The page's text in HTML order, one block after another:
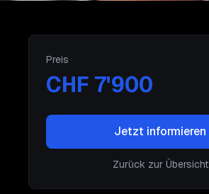
Preis
CHF 7'900
Jetzt informieren
Zurück zur Übersicht